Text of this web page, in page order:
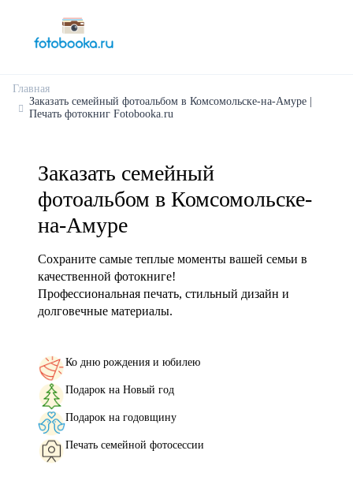
Главная
Заказать семейный фотоальбом в Комсомольске-на-Амуре |
Печать фотокниг Fotobooka.ru
Заказать семейный
фотоальбом в Комсомольске-
на-Амуре
Сохраните самые теплые моменты вашей семьи в
качественной фотокниге!
Профессиональная печать, стильный дизайн и
долговечные материалы.
Ко дню рождения и юбилею
Подарок на Новый год
Подарок на годовщину
Печать семейной фотосессии